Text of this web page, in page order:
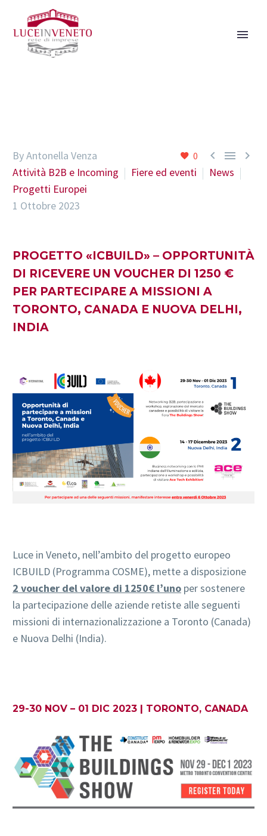
0   
By Antonella Venza
Attività B2B e Incoming
Fiere ed eventi
News
Progetti Europei
1 Ottobre 2023
PROGETTO «ICBUILD» – OPPORTUNITÀ
DI RICEVERE UN VOUCHER DI 1250 €
PER PARTECIPARE A MISSIONI A
TORONTO, CANADA E NUOVA DELHI,
INDIA
Luce in Veneto, nell’ambito del progetto europeo
ICBUILD (Programma COSME), mette a disposizione
2 voucher del valore di 1250€ l’uno per sostenere
la partecipazione delle aziende retiste alle seguenti
missioni di internazionalizzazione a Toronto (Canada)
e Nuova Delhi (India).
29-30 NOV – 01 DIC 2023 | TORONTO, CANADA